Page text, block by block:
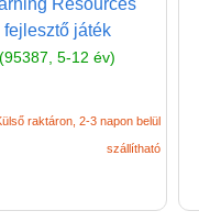
Resources
fejlesztő játék
(95387, 5-12 év)
raktáron, 2-3 napon belül
szállítható